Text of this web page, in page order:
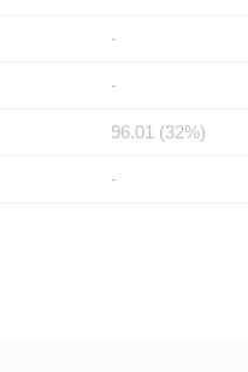
-
-
96.01 (32%)
-